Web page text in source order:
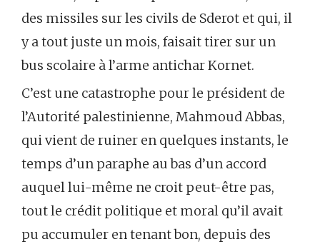
des missiles sur les civils de Sderot et qui, il
y a tout juste un mois, faisait tirer sur un
bus scolaire à l’arme antichar Kornet.
C’est une catastrophe pour le président de
l’Autorité palestinienne, Mahmoud Abbas,
qui vient de ruiner en quelques instants, le
temps d’un paraphe au bas d’un accord
auquel lui-même ne croit peut-être pas,
tout le crédit politique et moral qu’il avait
pu accumuler en tenant bon, depuis des